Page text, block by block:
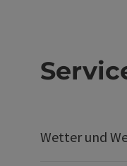
Wetter und